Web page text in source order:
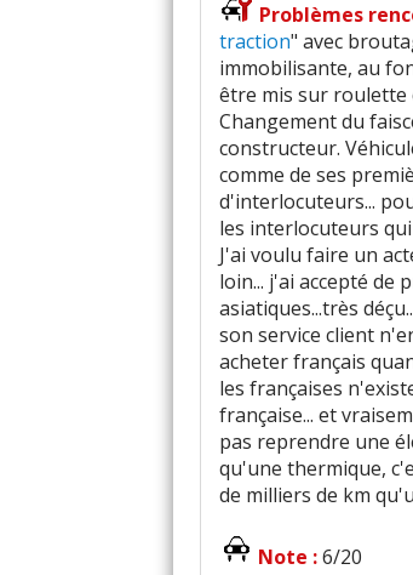
Problèmes
traction" avec
immobilisante, au
être mis sur roulette
Changement du
constructeur.
comme de ses
d'interlocuteurs...
les interlocuteurs
J'ai voulu faire un
loin... j'ai accepté de
asiatiques...très
son service client
acheter français
les françaises
française... et
pas reprendre une
qu'une thermique,
de milliers de km
Note :6/20